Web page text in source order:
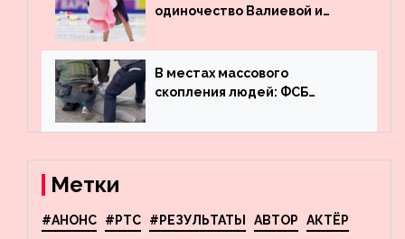
одиночество Валиевой и
что обсуждают в мире
фигурного катания
В местах массового
скопления людей: ФСБ
террористов, планировавших
Метки
#АНОНС #РТС #РЕЗУЛЬТАТЫ АВТОР АКТЁР